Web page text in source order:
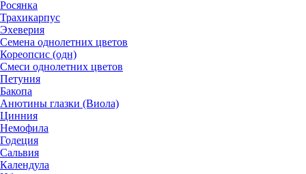
Росянка
Трахикарпус
Эхеверия
Семена однолетних цветов
Кореопсис (одн)
Смеси однолетних цветов
Петуния
Бакопа
Анютины глазки (Виола)
Цинния
Немофила
Годеция
Сальвия
Календула